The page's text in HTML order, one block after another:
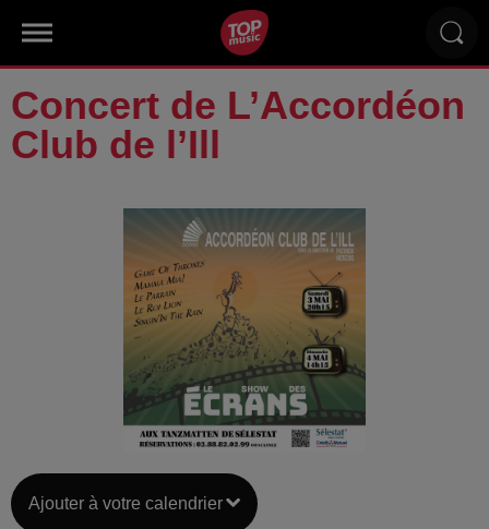
Concert de L’Accordéon
Club de l’Ill
Ajouter à votre calendrier